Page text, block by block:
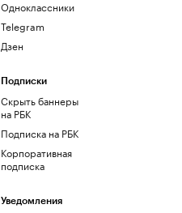
Одноклассники
Telegram
Дзен
Подписки
Скрыть баннеры
на РБК
Подписка на РБК
Корпоративная
подписка
Уведомления